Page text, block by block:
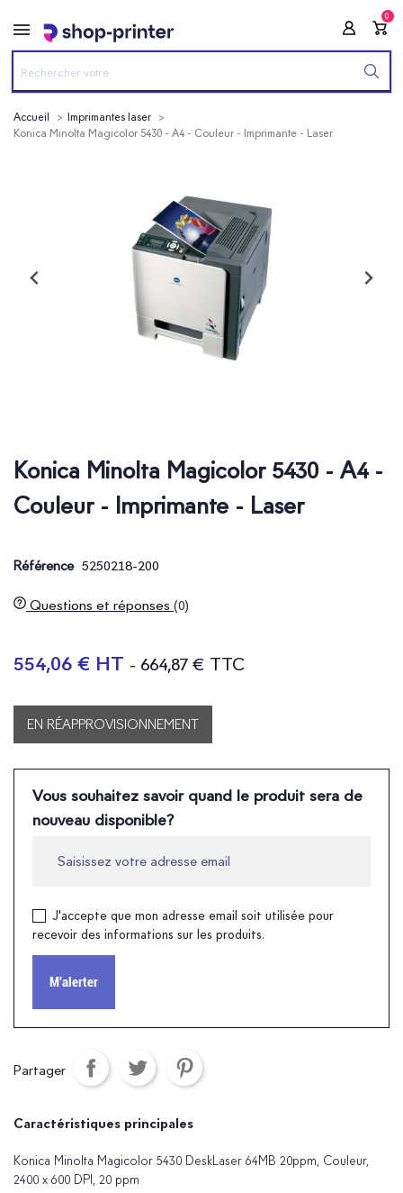
0
Accueil
Imprimantes laser
Konica Minolta Magicolor 5430 - A4 - Couleur - Imprimante - Laser
Konica Minolta Magicolor 5430 - A4 -
Couleur - Imprimante - Laser
Référence 5250218-200
Questions et réponses (0)
554,06 € HT - 664,87 € TTC
EN RÉAPPROVISIONNEMENT
Vous souhaitez savoir quand le produit sera de
nouveau disponible?
J'accepte que mon adresse email soit utilisée pour
recevoir des informations sur les produits.
M'alerter
Partager
Caractéristiques principales
Konica Minolta Magicolor 5430 DeskLaser 64MB 20ppm, Couleur,
2400 x 600 DPI, 20 ppm